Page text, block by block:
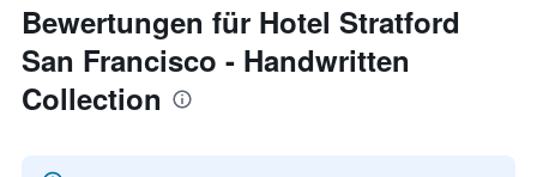
Bewertungen für Hotel Stratford
San Francisco - Handwritten
Collection